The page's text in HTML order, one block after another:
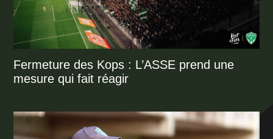
Fermeture des Kops : L’ASSE prend une
mesure qui fait réagir